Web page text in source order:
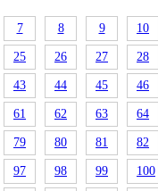
7 8 9 10
25 26 27 28
43 44 45 46
61 62 63 64
79 80 81 82
97 98 99 100